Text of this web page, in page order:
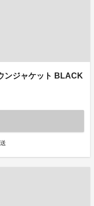
ンジャケット BLACK